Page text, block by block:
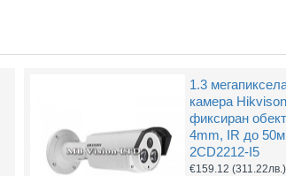
1.3
камера
фиксиран
4mm, IR до
2CD2212-I5
€159.12 (311.22лв.)